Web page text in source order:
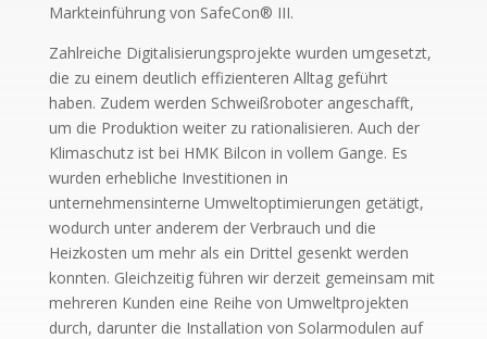
Markteinführung von SafeCon® III.
Zahlreiche Digitalisierungsprojekte wurden umgesetzt,
die zu einem deutlich effizienteren Alltag geführt
haben. Zudem werden Schweißroboter angeschafft,
um die Produktion weiter zu rationalisieren. Auch der
Klimaschutz ist bei HMK Bilcon in vollem Gange. Es
wurden erhebliche Investitionen in
unternehmensinterne Umweltoptimierungen getätigt,
wodurch unter anderem der Verbrauch und die
Heizkosten um mehr als ein Drittel gesenkt werden
konnten. Gleichzeitig führen wir derzeit gemeinsam mit
mehreren Kunden eine Reihe von Umweltprojekten
durch, darunter die Installation von Solarmodulen auf